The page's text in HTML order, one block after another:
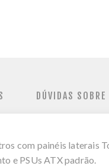
DÚVIDAS
com painéis laterais
e PSUs ATX padrão.